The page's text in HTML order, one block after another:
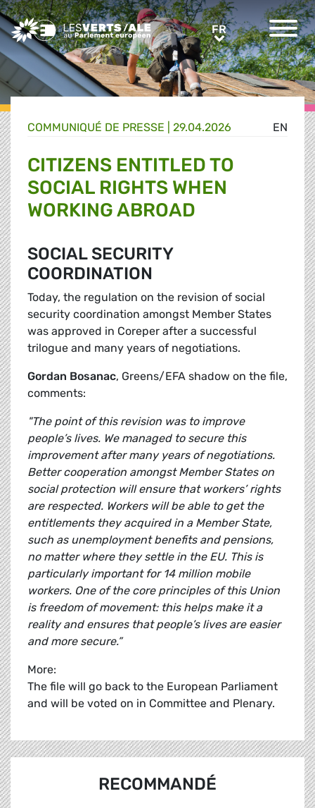
Greens/EFA Home FRFR
EN
COMMUNIQUÉ DE PRESSE 29.04.2026
CITIZENS ENTITLED TO
SOCIAL RIGHTS WHEN
WORKING ABROAD
SOCIAL SECURITY
COORDINATION
Today, the regulation on the revision of social
security coordination amongst Member States
was approved in Coreper after a successful
trilogue and many years of negotiations.
Gordan Bosanac, Greens/EFA shadow on the file,
comments:
"The point of this revision was to improve
people’s lives. We managed to secure this
improvement after many years of negotiations.
Better cooperation amongst Member States on
social protection will ensure that workers’ rights
are respected. Workers will be able to get the
entitlements they acquired in a Member State,
such as unemployment benefits and pensions,
no matter where they settle in the EU. This is
particularly important for 14 million mobile
workers. One of the core principles of this Union
is freedom of movement: this helps make it a
reality and ensures that people’s lives are easier
and more secure.”
More:
The file will go back to the European Parliament
and will be voted on in Committee and Plenary.
RECOMMANDÉ